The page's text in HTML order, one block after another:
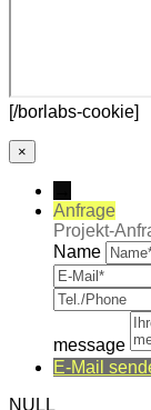
[/borlabs-cookie]
×
Anfrage
Projekt-
Name
message
E-Mail
NULL